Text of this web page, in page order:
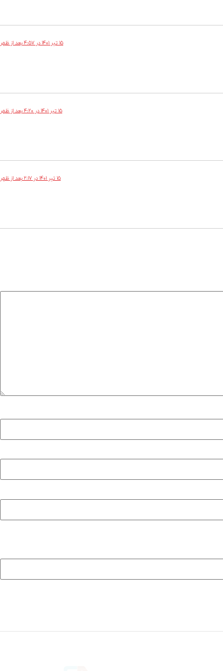
۱۵ تیر ۱۴۰۱ در ۴:۵۷ بعد از ظهر
۱۵ تیر ۱۴۰۱ در ۴:۲۰ بعد از ظهر
۱۵ تیر ۱۴۰۱ در ۲:۱۷ بعد از ظهر